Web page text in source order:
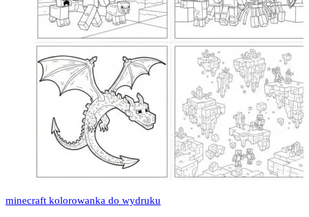
minecraft kolorowanka do wydruku